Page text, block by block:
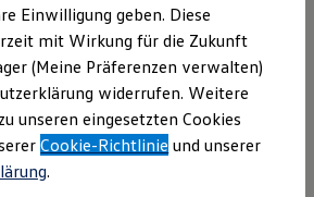
Fahrzeuge
Marktplatz
Sondermodelle
und Gebrauchtwagen
Zertifizierte Gebrauchtwagen
bei Gebrauchtwagen
Volkswagen
Asset
Einwilligung geben. Diese
mit Wirkung für die Zukunft
(Meine Präferenzen verwalten)
widerrufen. Weitere
unseren eingesetzten Cookies
Cookie-Richtlinie und unserer
.